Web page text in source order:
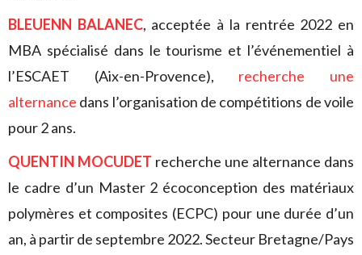
BLEUENN BALANEC, acceptée à la rentrée 2022 en
MBA spécialisé dans le tourisme et l’événementiel à
l’ESCAET (Aix-en-Provence), recherche une
alternance dans l’organisation de compétitions de voile
pour 2 ans.
QUENTIN MOCUDET recherche une alternance dans
le cadre d’un Master 2 écoconception des matériaux
polymères et composites (ECPC) pour une durée d’un
an, à partir de septembre 2022. Secteur Bretagne/Pays